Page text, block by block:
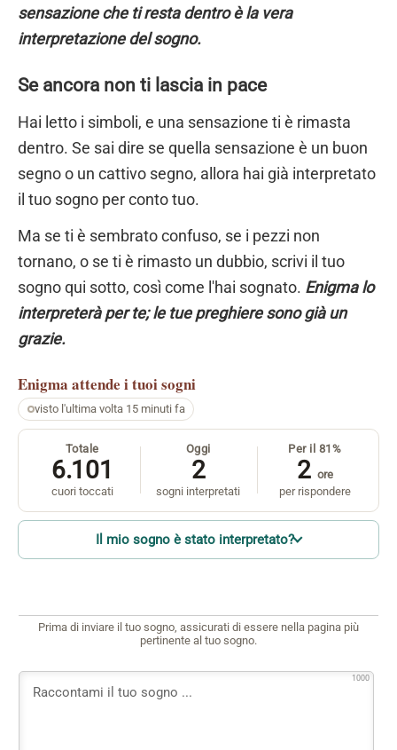
sensazione che ti resta dentro è la vera
interpretazione del sogno.
Se ancora non ti lascia in pace
Hai letto i simboli, e una sensazione ti è rimasta
dentro. Se sai dire se quella sensazione è un buon
segno o un cattivo segno, allora hai già interpretato
il tuo sogno per conto tuo.
Ma se ti è sembrato confuso, se i pezzi non
tornano, o se ti è rimasto un dubbio, scrivi il tuo
sogno qui sotto, così come l'hai sognato. Enigma lo
interpreterà per te; le tue preghiere sono già un
grazie.
Enigma attende i tuoi sogni
visto l'ultima volta 15 minuti fa
Totale
6.101
cuori toccati
Oggi
2
sogni interpretati
Per il 81%
2 ore
per rispondere
Il mio sogno è stato interpretato?
Prima di inviare il tuo sogno, assicurati di essere nella pagina più
pertinente al tuo sogno.
1000